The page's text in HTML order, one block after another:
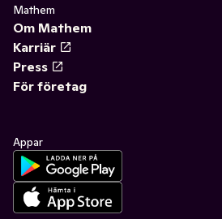
Mathem
Om Mathem
Karriär
Press
För företag
Appar